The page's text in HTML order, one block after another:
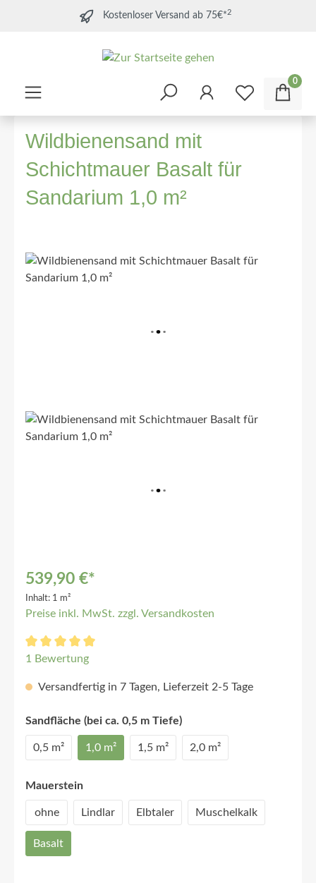
Kostenloser Versand ab 75€*2
0
Wildbienensand mit
Schichtmauer Basalt für
Sandarium 1,0 m²
539,90 €*
Inhalt: 1 m²
Preise inkl. MwSt. zzgl. Versandkosten
1 Bewertung
Versandfertig in 7 Tagen, Lieferzeit 2-5 Tage
Sandfläche (bei ca. 0,5 m Tiefe)
0,5 m² 1,0 m² 1,5 m² 2,0 m²
Mauerstein
ohne Lindlar Elbtaler Muschelkalk
Basalt